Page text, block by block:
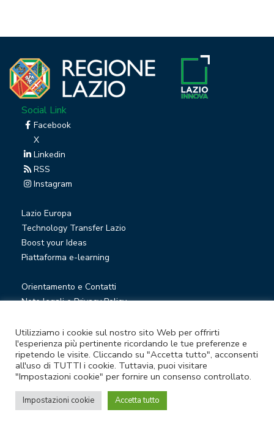
Social Link
Facebook
X
Linkedin
RSS
Instagram
Lazio Europa
Technology Transfer Lazio
Boost your Ideas
Piattaforma e-learning
Orientamento e Contatti
Note legali e Privacy Policy
Società trasparente
Whistleblowing
© Lazio Innova S.p.A. società soggetta a direzione e
coordinamento della Regione Lazio
Sede legale Via Marco Aurelio 26 A - 00184 Roma
Utilizziamo i cookie sul nostro sito Web per offrirti
l'esperienza più pertinente ricordando le tue preferenze e
ripetendo le visite. Cliccando su "Accetta tutto", acconsenti
all'uso di TUTTI i cookie. Tuttavia, puoi visitare
"Impostazioni cookie" per fornire un consenso controllato.
Impostazioni cookie Accetta tutto